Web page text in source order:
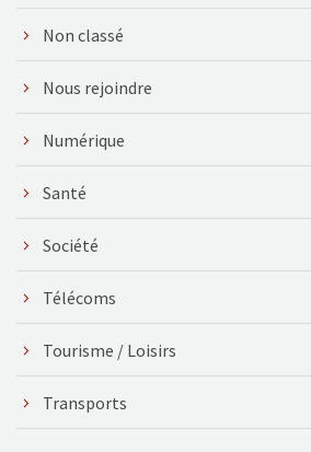
Non classé
Nous rejoindre
Numérique
Santé
Société
Télécoms
Tourisme / Loisirs
Transports